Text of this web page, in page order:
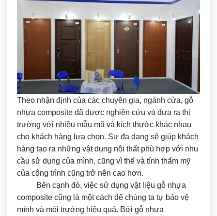
Theo nhận định của các chuyên gia, ngành cửa, gỗ
nhựa composite đã được nghiên cứu và đưa ra thị
trường với nhiều mẫu mã và kích thước khác nhau
cho khách hàng lựa chọn. Sự đa dạng sẽ giúp khách
hàng tạo ra những vật dụng nội thất phù hợp với nhu
cầu sử dụng của mình, cũng vì thế và tính thẩm mỹ
của công trình cũng trở nên cao hơn.
Bên cạnh đó, việc sử dụng vật liệu gỗ nhựa
composite cũng là một cách để chúng ta tự bảo vệ
mình và môi trường hiệu quả. Bởi gỗ nhựa